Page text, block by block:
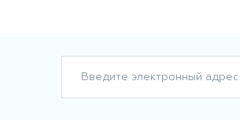
Введите электронный адрес